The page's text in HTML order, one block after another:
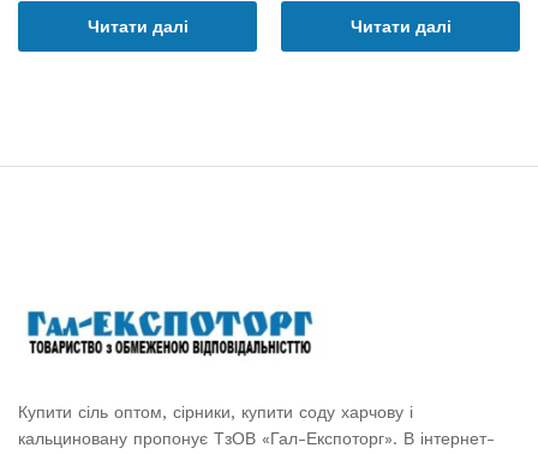
Читати далі Читати далі
Купити сіль оптом, сірники, купити соду харчову і
кальциновану пропонує ТзОВ «Гал-Експоторг». В інтернет-